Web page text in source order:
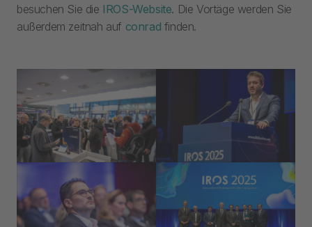
besuchen Sie die IROS-Website. Die Vortäge werden Sie
außerdem zeitnah auf conrad finden.